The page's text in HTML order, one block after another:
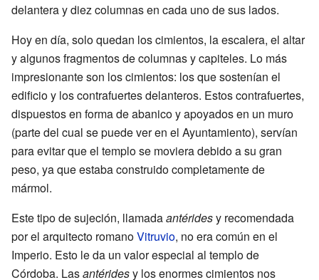
delantera y diez columnas en cada uno de sus lados.
Hoy en día, solo quedan los cimientos, la escalera, el altar
y algunos fragmentos de columnas y capiteles. Lo más
impresionante son los cimientos: los que sostenían el
edificio y los contrafuertes delanteros. Estos contrafuertes,
dispuestos en forma de abanico y apoyados en un muro
(parte del cual se puede ver en el Ayuntamiento), servían
para evitar que el templo se moviera debido a su gran
peso, ya que estaba construido completamente de
mármol.
Este tipo de sujeción, llamadaantéridesy recomendada
por el arquitecto romanoVitruvio, no era común en el
Imperio. Esto le da un valor especial al templo de
Córdoba. Lasantéridesy los enormes cimientos nos